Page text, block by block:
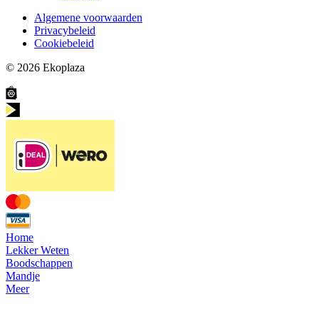
Algemene voorwaarden
Privacybeleid
Cookiebeleid
© 2026 Ekoplaza
Home
Lekker Weten
Boodschappen
Mandje
Meer